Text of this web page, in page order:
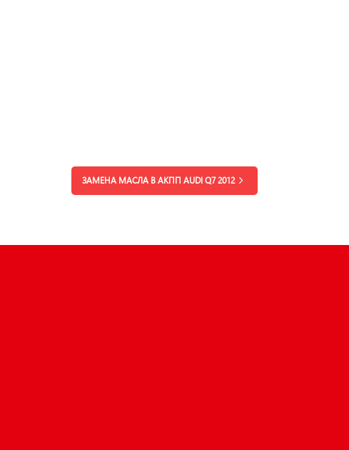
ЗАМЕНА МАСЛА В АКПП AUDI Q7 2012